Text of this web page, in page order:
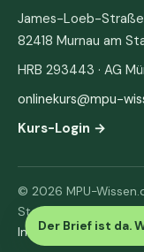
Der Brief ist da.
James-Loeb-Straße
82418 Murnau am
HRB 293443 · AG
onlinekurs@mpu-
Kurs-Login →
© 2026 MPU-
Staffelsee
Impressum·